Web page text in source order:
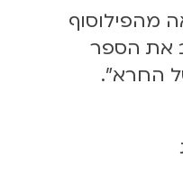
מהפילוסוף
את הספר
החרא״.